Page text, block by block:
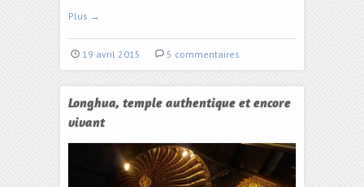
Plus →
19 avril 2015 5 commentaires
Longhua, temple authentique et encore
vivant